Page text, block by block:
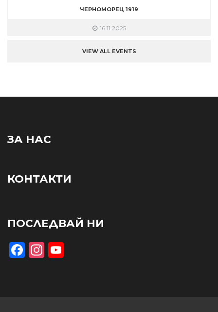
ЧЕРНОМОРЕЦ 1919
16.11.2025
VIEW ALL EVENTS
ЗА НАС
КОНТАКТИ
ПОСЛЕДВАЙ НИ
Facebook
Instagram